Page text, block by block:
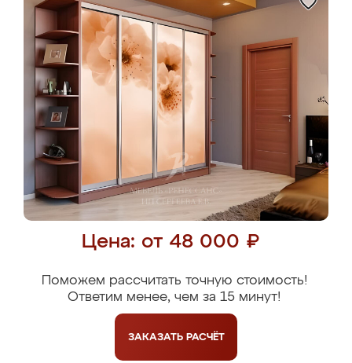
Цена: от 48 000 ₽
Поможем рассчитать точную стоимость!
Ответим менее, чем за 15 минут!
ЗАКАЗАТЬ РАСЧЁТ